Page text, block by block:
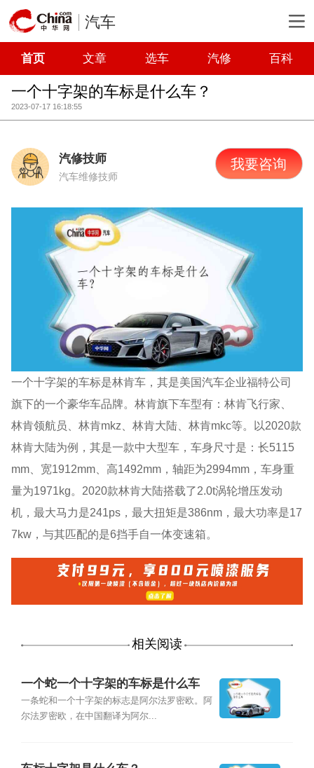
汽车
首页 文章 选车 汽修 百科
一个十字架的车标是什么车？
2023-07-17 16:18:55
汽修技师
汽车维修技师
我要咨询
一个十字架的车标是林肯车，其是美国汽车企业福特公司
旗下的一个豪华车品牌。林肯旗下车型有：林肯飞行家、
林肯领航员、林肯mkz、林肯大陆、林肯mkc等。以2020款
林肯大陆为例，其是一款中大型车，车身尺寸是：长5115
mm、宽1912mm、高1492mm，轴距为2994mm，车身重
量为1971kg。2020款林肯大陆搭载了2.0t涡轮增压发动
机，最大马力是241ps，最大扭矩是386nm，最大功率是17
7kw，与其匹配的是6挡手自一体变速箱。
相关阅读
一个蛇一个十字架的车标是什么车
一条蛇和一个十字架的标志是阿尔法罗密欧。阿
尔法罗密欧，在中国翻译为阿尔...